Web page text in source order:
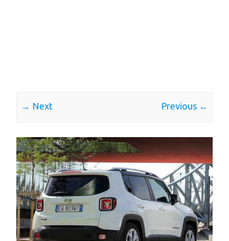
← Previous
Next →